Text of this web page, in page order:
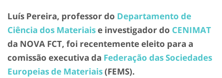
Luís Pereira, professor do Departamento de
Ciência dos Materiaise investigador do CENIMAT
da NOVA FCT, foi recentemente eleito para a
comissão executiva da Federação das Sociedades
Europeias de Materiais(FEMS).